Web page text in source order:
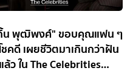
น พุฒิพงศ์" ขอบคุณแฟน ๆ
ชคดี เผยชีวิตมาเกินกว่าฝัน
ว ใน The Celebrities